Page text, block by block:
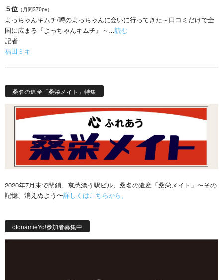
５位 （月間370pv）
よっちゃんキムチ/噂のよっちゃんに会いに行ってきた～口コミだけで全
国に広まる『よっちゃんキムチ』～…読む
記者
福田ミキ
桑名の遺産「桑栄メイト」特集
2020年7月末で閉鎖。哀愁漂う駅ビル、桑名の遺産「桑栄メイト」〜その
記憶、消えぬよう〜詳しくはこちらから。
otonamieYo!参加者募集中